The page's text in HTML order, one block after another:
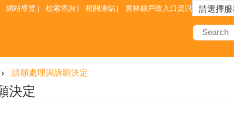
網站導覽 檢索查詢 相關連結 雲林縣戶政入口資訊網
請願處理與訴願決定
決定